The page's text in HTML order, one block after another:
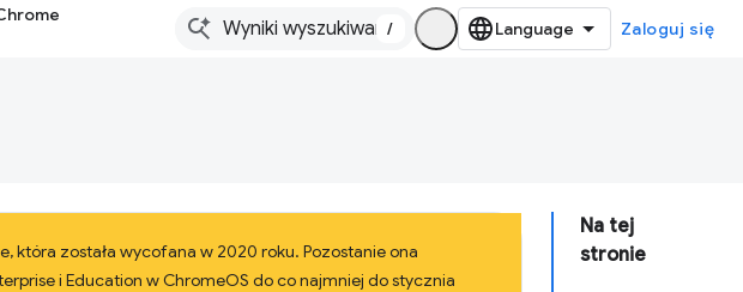
/ Zaloguj się
Na tej
stronie
która została wycofana w 2020 roku. Pozostanie ona
i Education w ChromeOS do co najmniej do stycznia